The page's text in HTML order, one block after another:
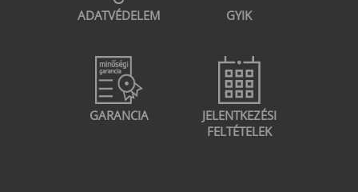
ADATVÉDELEM GYIK
GARANCIA
JELENTKEZÉSI
FELTÉTELEK